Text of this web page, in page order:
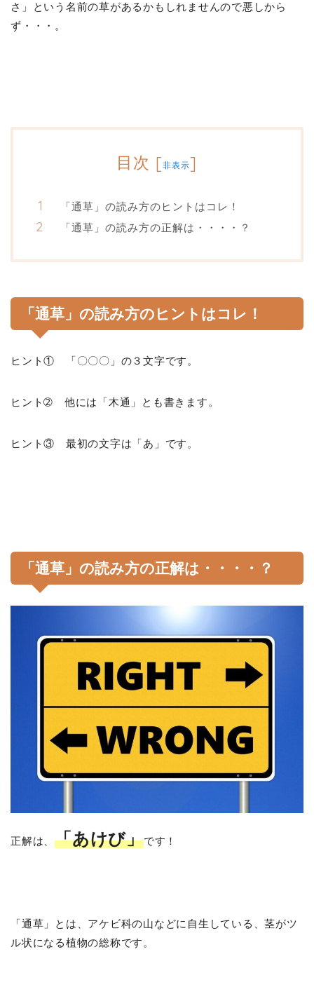
さ」という名前の草があるかもしれませんので悪しから
ず・・・。
目次 [非表示]
「通草」の読み方のヒントはコレ！
「通草」の読み方の正解は・・・・？
「通草」の読み方のヒントはコレ！
ヒント① 「〇〇〇」の３文字です。
ヒント➁ 他には「木通」とも書きます。
ヒント③ 最初の文字は「あ」です。
「通草」の読み方の正解は・・・・？
正解は、「あけび」です！
「通草」とは、アケビ科の山などに自生している、茎がツ
ル状になる植物の総称です。